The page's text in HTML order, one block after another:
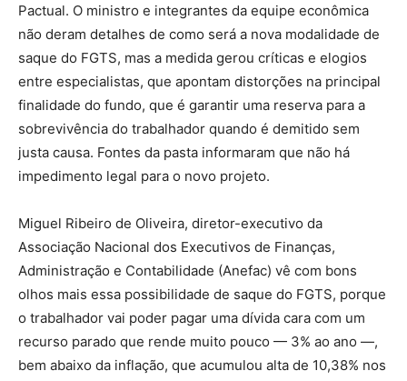
Pactual. O ministro e integrantes da equipe econômica
não deram detalhes de como será a nova modalidade de
saque do FGTS, mas a medida gerou críticas e elogios
entre especialistas, que apontam distorções na principal
finalidade do fundo, que é garantir uma reserva para a
sobrevivência do trabalhador quando é demitido sem
justa causa. Fontes da pasta informaram que não há
impedimento legal para o novo projeto.
Miguel Ribeiro de Oliveira, diretor-executivo da
Associação Nacional dos Executivos de Finanças,
Administração e Contabilidade (Anefac) vê com bons
olhos mais essa possibilidade de saque do FGTS, porque
o trabalhador vai poder pagar uma dívida cara com um
recurso parado que rende muito pouco — 3% ao ano —,
bem abaixo da inflação, que acumulou alta de 10,38% nos